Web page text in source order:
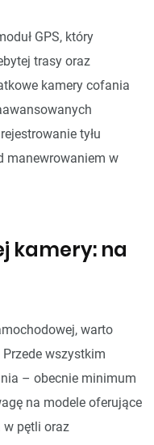
GPS, który
trasy oraz
kamery cofania
tyłu
manewrowaniem w
kamery: na
warto
wszystkim
– obecnie minimum
na modele oferujące
w pętli oraz